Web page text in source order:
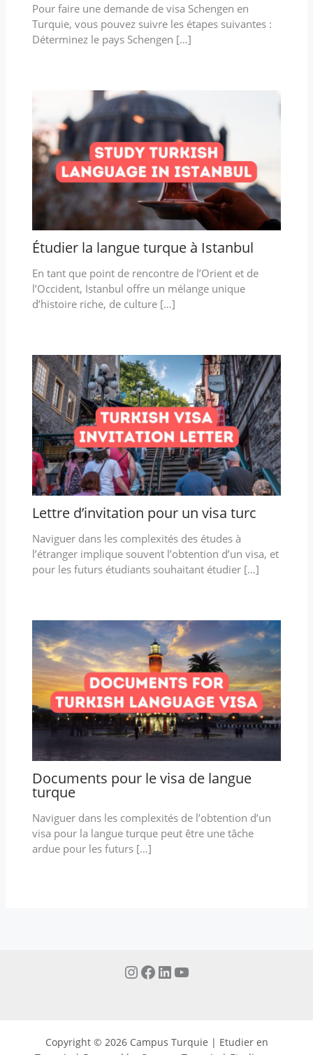
Pour faire une demande de visa Schengen en
Turquie, vous pouvez suivre les étapes suivantes :
Déterminez le pays Schengen […]
Étudier la langue turque à Istanbul
En tant que point de rencontre de l’Orient et de
l’Occident, Istanbul offre un mélange unique
d’histoire riche, de culture […]
Lettre d’invitation pour un visa turc
Naviguer dans les complexités des études à
l’étranger implique souvent l’obtention d’un visa, et
pour les futurs étudiants souhaitant étudier […]
Documents pour le visa de langue
turque
Naviguer dans les complexités de l’obtention d’un
visa pour la langue turque peut être une tâche
ardue pour les futurs […]
Copyright © 2026 Campus Turquie | Etudier en